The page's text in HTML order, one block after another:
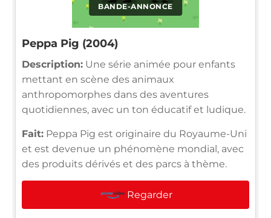
BANDE-ANNONCE
Peppa Pig (2004)
Description: Une série animée pour enfants
mettant en scène des animaux
anthropomorphes dans des aventures
quotidiennes, avec un ton éducatif et ludique.
Fait: Peppa Pig est originaire du Royaume-Uni
et est devenue un phénomène mondial, avec
des produits dérivés et des parcs à thème.
Regarder